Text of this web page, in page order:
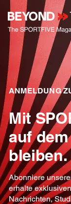
ANMELDUNG
Mit
auf
bleiben.
Abonniere
erhalte
Nachrichten,